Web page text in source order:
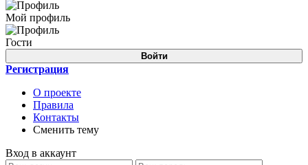
Мой профиль
Гости
Войти
Регистрация
О проекте
Правила
Контакты
Сменить тему
Вход в аккаунт